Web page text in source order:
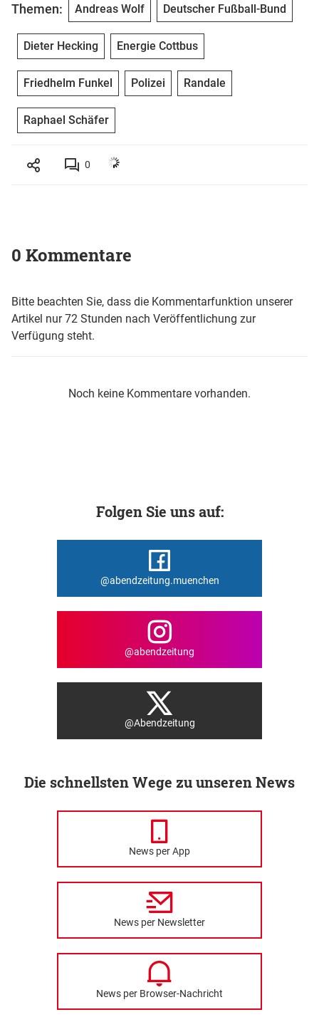
Themen: Andreas Wolf Deutscher Fußball-Bund
Dieter Hecking Energie Cottbus
Friedhelm Funkel Polizei Randale
Raphael Schäfer
0
0 Kommentare
Bitte beachten Sie, dass die Kommentarfunktion unserer
Artikel nur 72 Stunden nach Veröffentlichung zur
Verfügung steht.
Noch keine Kommentare vorhanden.
Folgen Sie uns auf:
@abendzeitung.muenchen
@abendzeitung
@Abendzeitung
Die schnellsten Wege zu unseren News
News per App
News per Newsletter
News per Browser-Nachricht